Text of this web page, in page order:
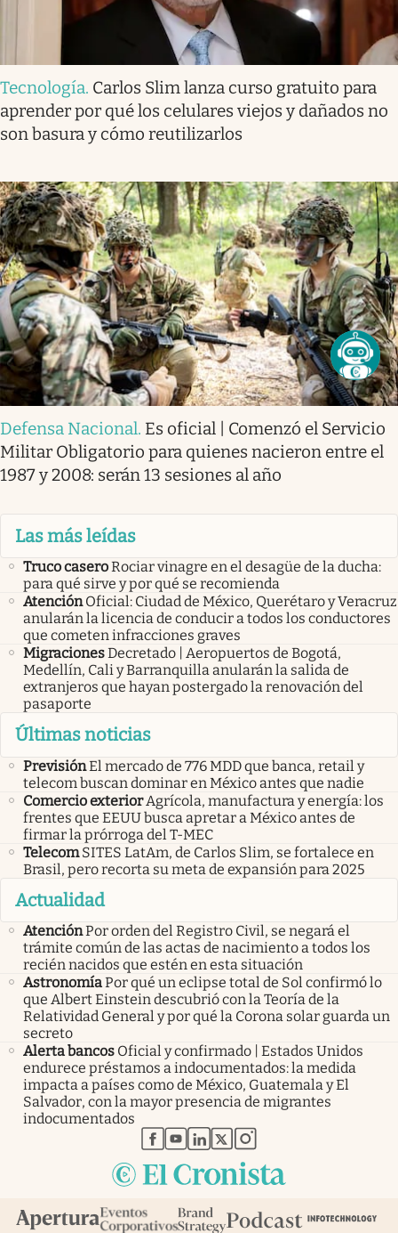
Tecnología. Carlos Slim lanza curso gratuito para
aprender por qué los celulares viejos y dañados no
son basura y cómo reutilizarlos
Defensa Nacional. Es oficial | Comenzó el Servicio
Militar Obligatorio para quienes nacieron entre el
1987 y 2008: serán 13 sesiones al año
Las más leídas
Truco caseroRociar vinagre en el desagüe de la ducha:
para qué sirve y por qué se recomienda
Atención Oficial: Ciudad de México, Querétaro y Veracruz
anularán la licencia de conducir a todos los conductores
que cometen infracciones graves
MigracionesDecretado | Aeropuertos de Bogotá,
Medellín, Cali y Barranquilla anularán la salida de
extranjeros que hayan postergado la renovación del
pasaporte
Últimas noticias
PrevisiónEl mercado de 776 MDD que banca, retail y
telecom buscan dominar en México antes que nadie
Comercio exterior Agrícola, manufactura y energía: los
frentes que EEUU busca apretar a México antes de
firmar la prórroga del T-MEC
Telecom SITES LatAm, de Carlos Slim, se fortalece en
Brasil, pero recorta su meta de expansión para 2025
Actualidad
AtenciónPor orden del Registro Civil, se negará el
trámite común de las actas de nacimiento a todos los
recién nacidos que estén en esta situación
AstronomíaPor qué un eclipse total de Sol confirmó lo
que Albert Einstein descubrió con la Teoría de la
Relatividad General y por qué la Corona solar guarda un
secreto
Alerta bancos Oficial y confirmado | Estados Unidos
endurece préstamos a indocumentados: la medida
impacta a países como de México, Guatemala y El
Salvador, con la mayor presencia de migrantes
indocumentados
abre en nueva pestaña
abre en nueva pestaña
abre en nueva pestaña
abre en nueva pestaña
abre en nueva pestaña